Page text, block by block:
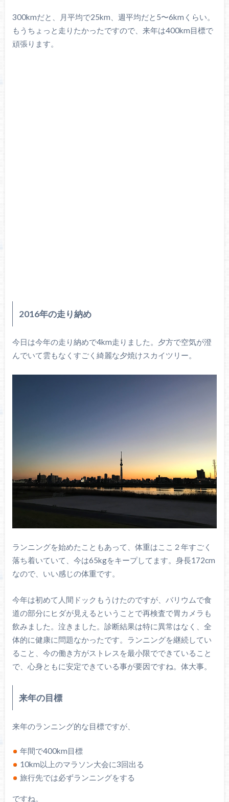
300kmだと、月平均で25km、週平均だと5〜6kmくらい。
もうちょっと走りたかったですので、来年は400km目標で
頑張ります。
2016年の走り納め
今日は今年の走り納めで4km走りました。夕方で空気が澄
んでいて雲もなくすごく綺麗な夕焼けスカイツリー。
ランニングを始めたこともあって、体重はここ２年すごく
落ち着いていて、今は65kgをキープしてます。身長172cm
なので、いい感じの体重です。
今年は初めて人間ドックもうけたのですが、バリウムで食
道の部分にヒダが見えるということで再検査で胃カメラも
飲みました。泣きました。診断結果は特に異常はなく、全
体的に健康に問題なかったです。ランニングを継続してい
ること、今の働き方がストレスを最小限でできていること
で、心身ともに安定できている事が要因ですね。体大事。
来年の目標
来年のランニング的な目標ですが、
年間で400km目標
10km以上のマラソン大会に3回出る
旅行先では必ずランニングをする
ですね。